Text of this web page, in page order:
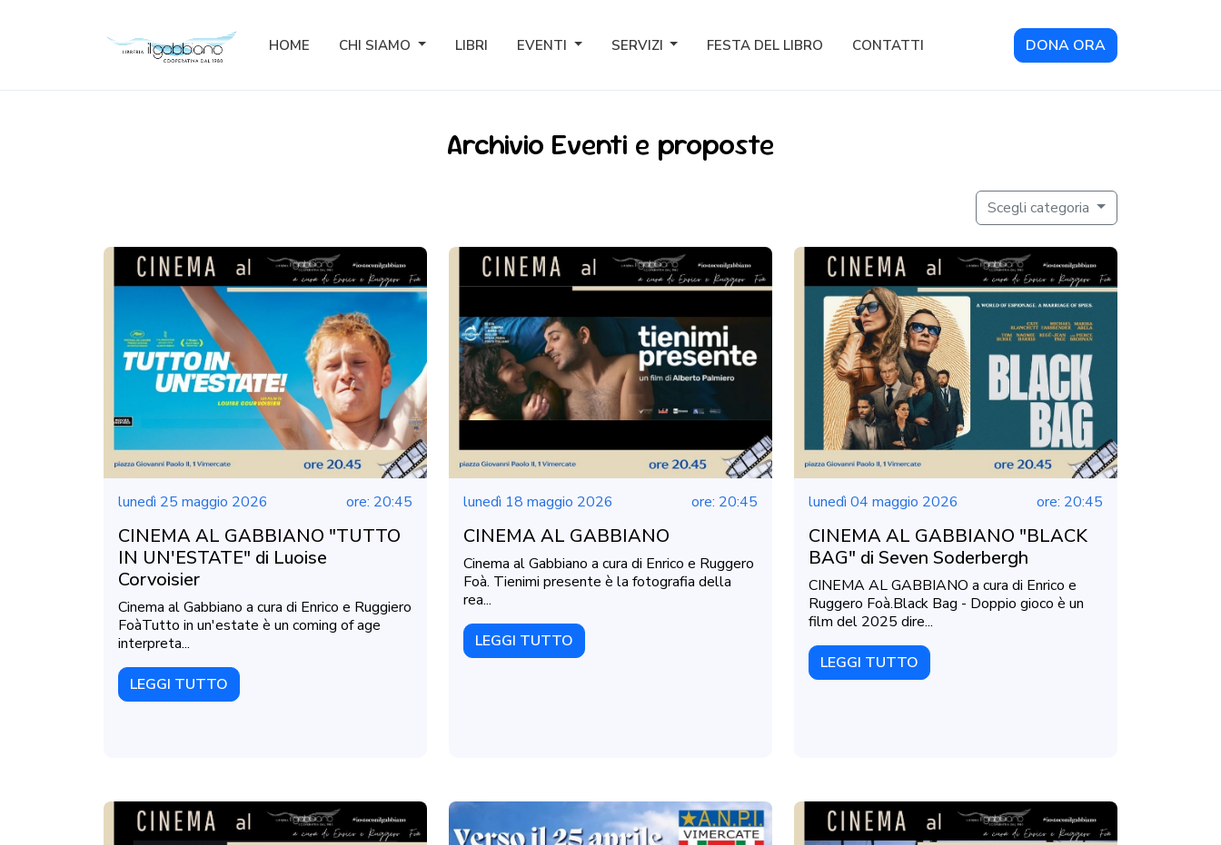
HOME CHI SIAMO LIBRI EVENTI SERVIZI FESTA DEL LIBRO CONTATTI DONA ORA
Archivio Eventi e proposte
Scegli categoria
lunedì 25 maggio 2026 ore: 20:45
CINEMA AL GABBIANO "TUTTO
IN UN'ESTATE" di Luoise
Corvoisier
Cinema al Gabbiano a cura di Enrico e Ruggiero
FoàTutto in un'estate è un coming of age
interpreta...
LEGGI TUTTO
lunedì 18 maggio 2026 ore: 20:45
CINEMA AL GABBIANO
Cinema al Gabbiano a cura di Enrico e Ruggero
Foà. Tienimi presente è la fotografia della
rea...
LEGGI TUTTO
lunedì 04 maggio 2026 ore: 20:45
CINEMA AL GABBIANO "BLACK
BAG" di Seven Soderbergh
CINEMA AL GABBIANO a cura di Enrico e
Ruggero Foà.Black Bag - Doppio gioco è un
film del 2025 dire...
LEGGI TUTTO